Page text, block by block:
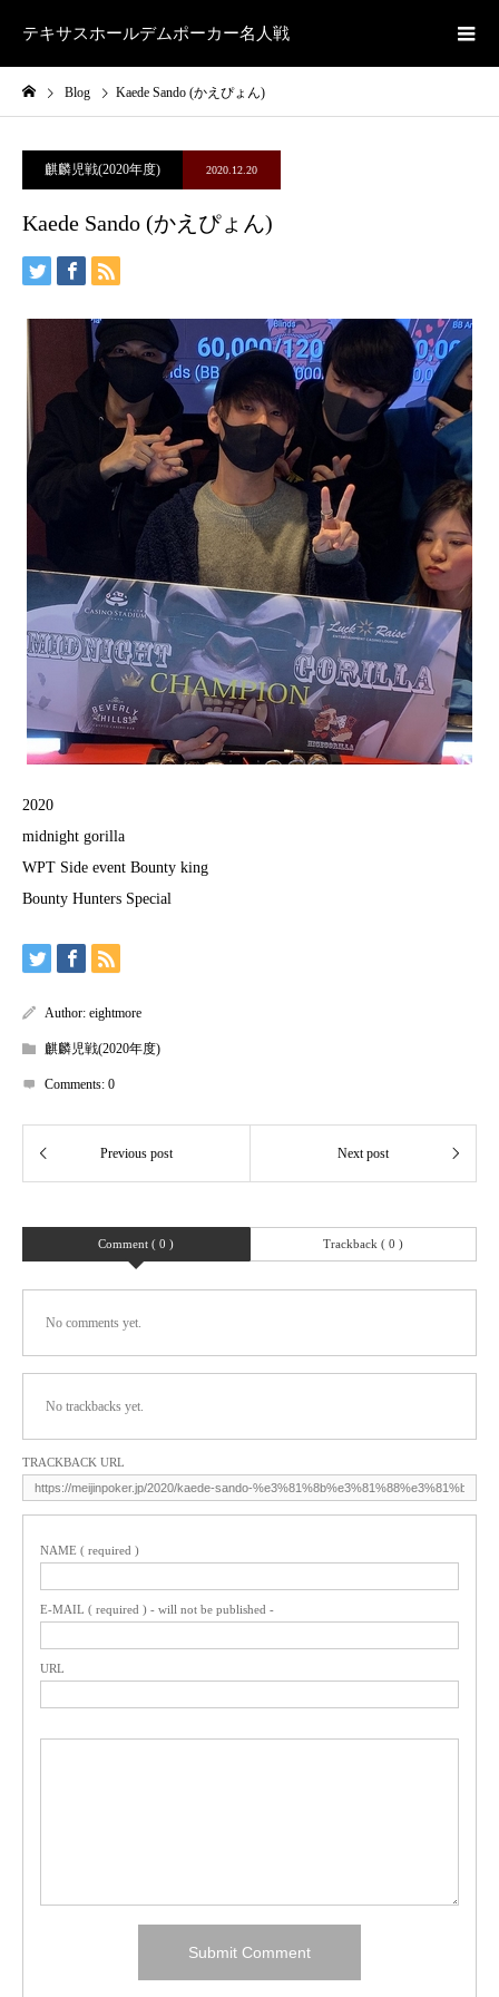
テキサスホールデムポーカー名人戦
Blog Kaede Sando (かえぴょん)
麒麟児戦(2020年度) 2020.12.20
Kaede Sando (かえぴょん)
2020
midnight gorilla
WPT Side event Bounty king
Bounty Hunters Special
Author: eightmore
麒麟児戦(2020年度)
Comments: 0
Comment ( 0 ) Trackback ( 0 )
No comments yet.
No trackbacks yet.
TRACKBACK URL
NAME ( required )
E-MAIL ( required ) - will not be published -
URL